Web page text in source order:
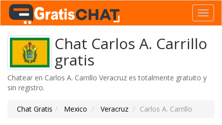
Chat Carlos A. Carrillo
gratis
Chatear en Carlos A. Carrillo Veracruz es totalmente gratuito y
sin registro.
Chat Gratis Mexico Veracruz Carlos A. Carrillo